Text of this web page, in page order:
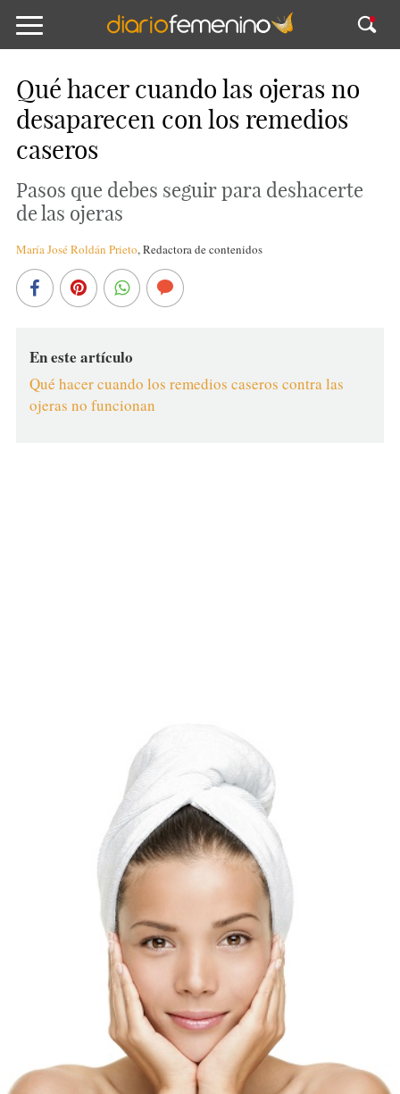
Qué hacer cuando las ojeras no
desaparecen con los remedios
caseros
Pasos que debes seguir para deshacerte
de las ojeras
María José Roldán Prieto,Redactora de contenidos
En este artículo
Qué hacer cuando los remedios caseros contra las
ojeras no funcionan